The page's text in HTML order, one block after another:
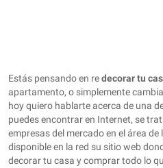
Estás pensando en redecorar tu
apartamento, o simplemente
hoy quiero hablarte acerca de una
puedes encontrar en Internet, se
empresas del mercado en el área
disponible en la red su sitio web
decorar tu casa y comprar todo lo